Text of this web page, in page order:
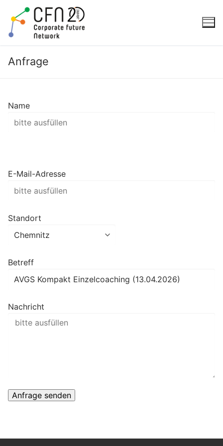
Inhalt
springen
Anfrage
Name
E-Mail-Adresse
Standort
Betreff
Nachricht